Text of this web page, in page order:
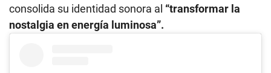
consolida su identidad sonora al “transformar la
nostalgia en energía luminosa”.